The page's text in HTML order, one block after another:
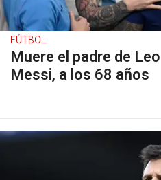
FÚTBOL
Muere el padre de
Messi, a los 68 años